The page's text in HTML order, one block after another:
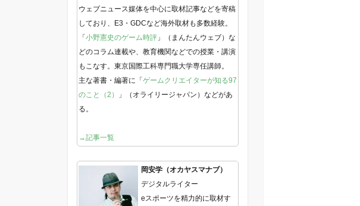
ウェブニュース媒体を中心に取材記事などを寄稿
しており、E3・GDCなど海外取材も多数経験。
「 小野憲史のゲーム時評」（まんたんウェブ）な
どのコラム連載や、教育機関などでの授業・講演
もこなす。東京国際工科専門職大学専任講師。
主な著書・編著に「 ゲームクリエイターが知る97
のこと（2）
」（オライリージャパン）などがあ
る。
→記事一覧
岡安学（オカヤスマナブ）
デジタルライター
eスポーツを精力的に取材す